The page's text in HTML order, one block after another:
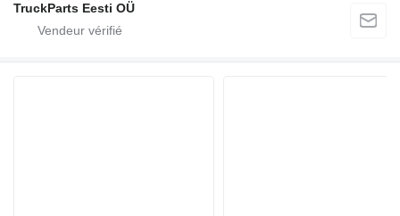
TruckParts Eesti OÜ